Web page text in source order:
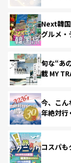
Next韓
グルメ・
旬な“あ
載 MY
今、こん
年絶対行
コスパ